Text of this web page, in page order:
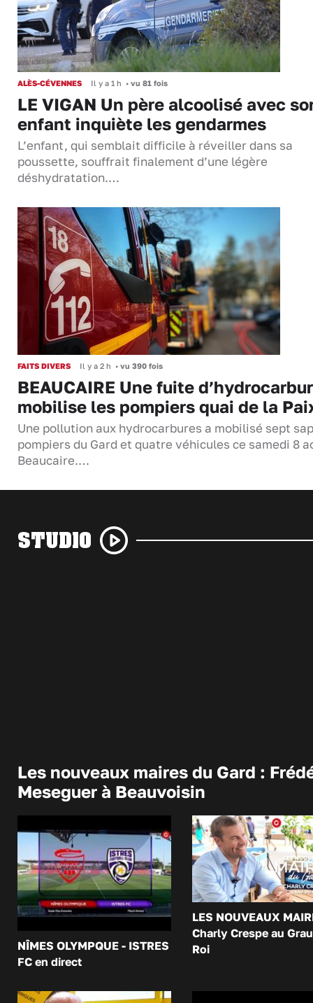
ALÈS-CÉVENNES Il y a 1 h • vu 81 fois
LE VIGAN Un père alcoolisé avec
enfant inquiète les gendarmes
L’enfant, qui semblait difficile à réveiller dans sa
poussette, souffrait finalement d’une légère
déshydratation.…
FAITS DIVERS Il y a 2 h • vu 390 fois
BEAUCAIRE Une fuite
mobilise les pompiers quai de la
Une pollution aux hydrocarbures a mobilisé sept
pompiers du Gard et quatre véhicules ce samedi 8
Beaucaire.…
STUDIO
Les nouveaux maires du Gard :
Meseguer à Beauvoisin
NÎMES OLYMPQUE - ISTRES
FC en direct
LES NOUVEAUX
Charly Crespe au
Roi